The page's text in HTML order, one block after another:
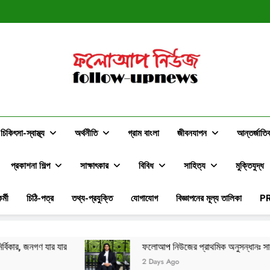
ফলোআপ নিউজের প্রাথমিক অনুসন্ধানঃ
ফলোআপ নিউজের প্রাথমিক অনুসন্ধানঃ
ফলোআপ নিউজ
চিকিৎসা-স্বাস্থ্য অর্থনীতি গ্রাম বাংলা জীবনযাপন
প্রকাশনা শিল্প সাক্ষাৎকার বিবিধ সাহিত্য মুক্তিযুদ্ধ
চিঠি-পত্র তথ্য-প্রযুক্তি যোগাযোগ বিজ্ঞাপনের মূল্য তালিকা
ফলোআপ নিউজের প্রাথমিক অনুসন্ধানঃ সাংবাদিকদের সমালোচনার মাঝেও